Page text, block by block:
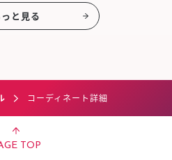
と見る
コーディネート詳細
TOP